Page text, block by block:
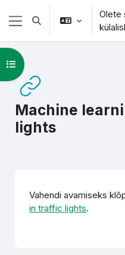
Jäta vahele peasisuni
Küljepaneel
Lülitab otsingu sisendi
Olete
Machine
lights
Ava kursuse sisukord
Vahendi avamiseks
in traffic lights.